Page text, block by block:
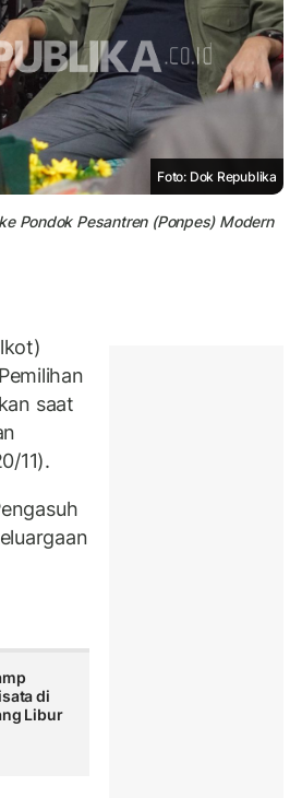
Foto: Dok Republika
Pondok Pesantren (Ponpes) Modern
saat
11).
di
Libur